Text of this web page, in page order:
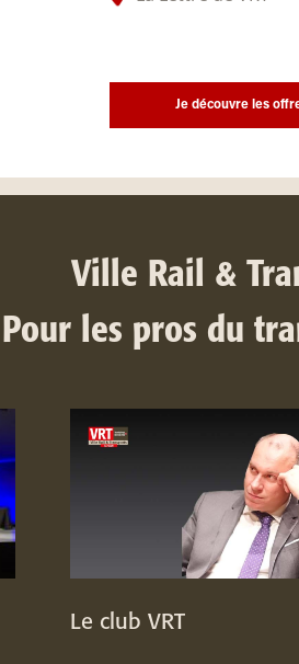
Je découvre les
Ville Rail &
Pour les pros du
Le club VRT